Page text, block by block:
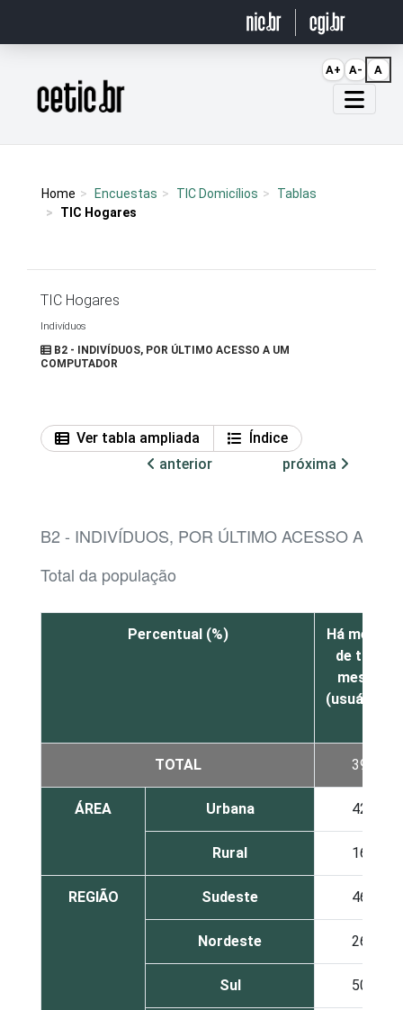
Página inicial
Home Encuestas TIC Domicílios
Tablas
TIC Hogares
TIC Hogares
Indivíduos
B2 - INDIVÍDUOS, POR ÚLTIMO ACESSO A UM
COMPUTADOR
Ver tabla ampliada
Índice
anterior
próxima
B2 - INDIVÍDUOS, POR ÚLTIMO ACESSO A UM
Total da população
Percentual (%)
Há menos
de três
meses
(usuário)¹
TOTAL 39
ÁREA Urbana 42
Rural 16
REGIÃO Sudeste 46
Nordeste 26
Sul 50
A+ A- A